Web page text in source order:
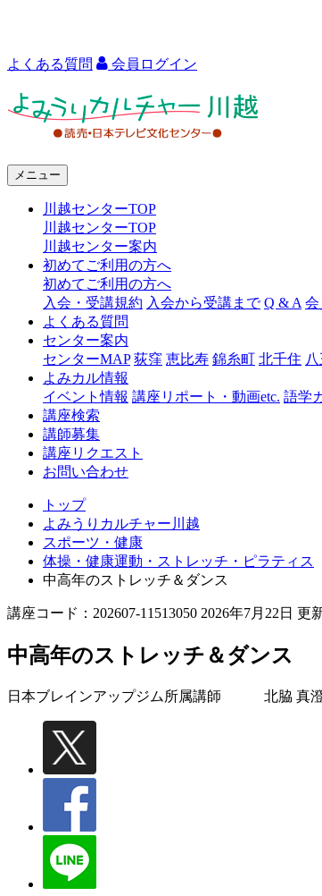
よくある質問 会員ログイン
ャ
川
越
メニュー
川越センターTOP
川越センターTOP
川越センター案内
初めてご利用の方へ
初めてご利用の方へ
入会・受講規約 入会から受講まで Q & A 会
よくある質問
センター案内
センターMAP 荻窪 恵比寿 錦糸町 北千住
よみカル情報
イベント情報 講座リポート・動画etc. 語学
講座検索
講師募集
講座リクエスト
お問い合わせ
トップ
よみうりカルチャー川越
スポーツ・健康
体操・健康運動・ストレッチ・ピラティス
中高年のストレッチ＆ダンス
講座コード：202607-11513050 2026年7月22日 更
中高年のストレッチ＆ダンス
日本ブレインアップジム所属講師 北脇 真